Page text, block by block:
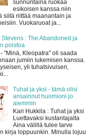
sunnuntaina ruokaa
esikoisen kanssa niin
siitä riittää maanantain ja
Vuokaruoat ja...
: The Abandoned ja
poistoa
"Minä, Kleopatra" oli saada
jumiin lukemisen kanssa.
yli tuhatsivuisen,
Tuhat ja yksi - tämä olisi
ansainnut huomioni jo
aiemmin
Kari Hukkila : Tuhat ja yksi
Luettavaksi kustantajalta
Aina välillä tulee tarve
kirja loppuunkin. Minulla lojuu